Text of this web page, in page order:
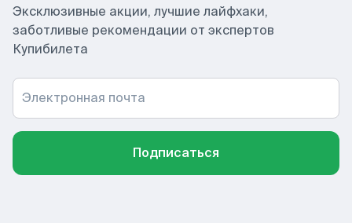
Эксклюзивные акции, лучшие лайфхаки,
заботливые рекомендации от экспертов
Купибилета
Электронная почта
Подписаться